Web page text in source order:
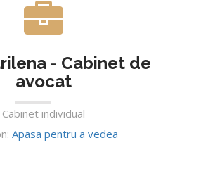
- Cabinet de
avocat
Cabinet individual
Apasa pentru a vedea